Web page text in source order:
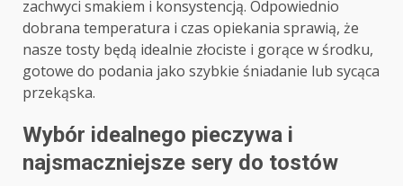
zachwyci smakiem i konsystencją. Odpowiednio
dobrana temperatura i czas opiekania sprawią, że
nasze tosty będą idealnie złociste i gorące w środku,
gotowe do podania jako szybkie śniadanie lub sycąca
przekąska.
Wybór idealnego pieczywa i
najsmaczniejsze sery do tostów